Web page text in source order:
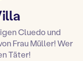
Cluedo und
Frau Müller! Wer
Täter!